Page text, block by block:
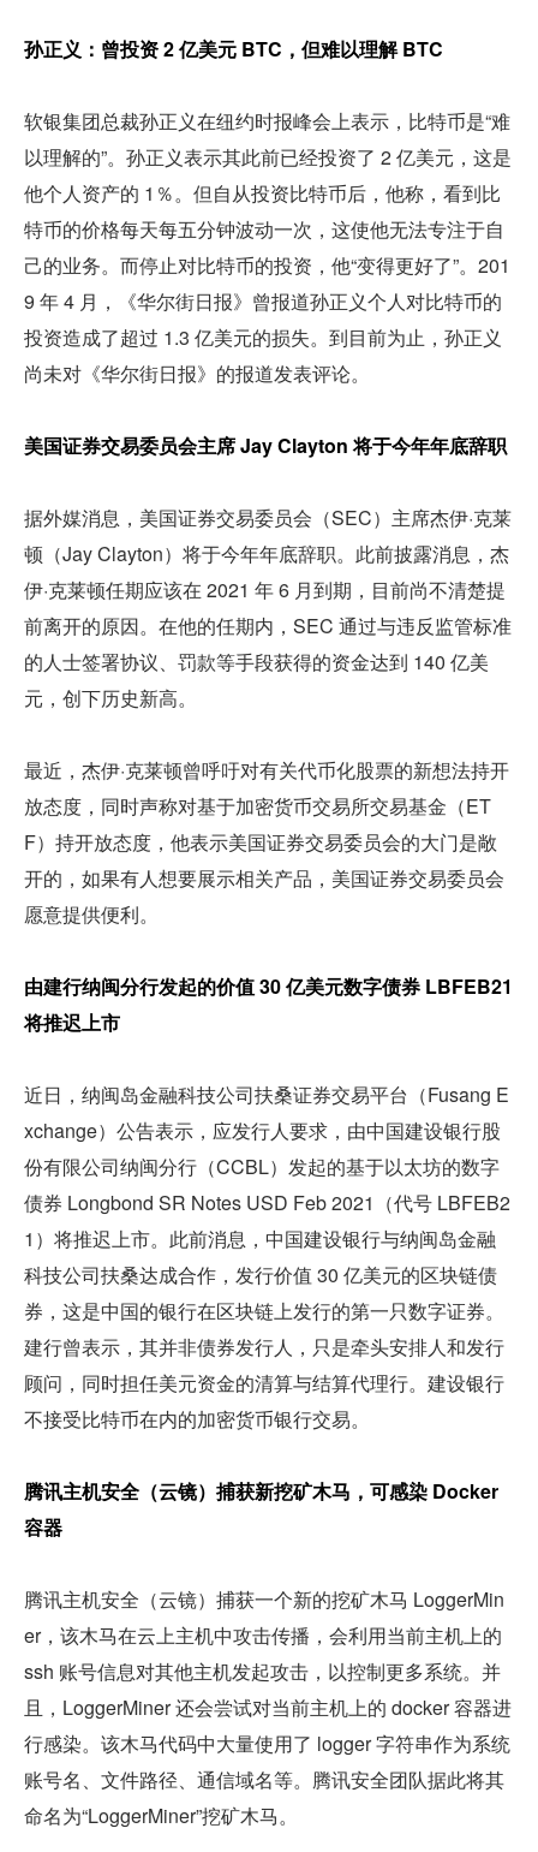
孙正义：曾投资 2 亿美元 BTC，但难以理解 BTC
软银集团总裁孙正义在纽约时报峰会上表示，比特币是“难
以理解的”。孙正义表示其此前已经投资了 2 亿美元，这是
他个人资产的 1％。但自从投资比特币后，他称，看到比
特币的价格每天每五分钟波动一次，这使他无法专注于自
己的业务。而停止对比特币的投资，他“变得更好了”。201
9 年 4 月，《华尔街日报》曾报道孙正义个人对比特币的
投资造成了超过 1.3 亿美元的损失。到目前为止，孙正义
尚未对《华尔街日报》的报道发表评论。
美国证券交易委员会主席 Jay Clayton 将于今年年底辞职
据外媒消息，美国证券交易委员会（SEC）主席杰伊·克莱
顿（Jay Clayton）将于今年年底辞职。此前披露消息，杰
伊·克莱顿任期应该在 2021 年 6 月到期，目前尚不清楚提
前离开的原因。在他的任期内，SEC 通过与违反监管标准
的人士签署协议、罚款等手段获得的资金达到 140 亿美
元，创下历史新高。
最近，杰伊·克莱顿曾呼吁对有关代币化股票的新想法持开
放态度，同时声称对基于加密货币交易所交易基金（ET
F）持开放态度，他表示美国证券交易委员会的大门是敞
开的，如果有人想要展示相关产品，美国证券交易委员会
愿意提供便利。
由建行纳闽分行发起的价值 30 亿美元数字债券 LBFEB21
将推迟上市
近日，纳闽岛金融科技公司扶桑证券交易平台（Fusang E
xchange）公告表示，应发行人要求，由中国建设银行股
份有限公司纳闽分行（CCBL）发起的基于以太坊的数字
债券 Longbond SR Notes USD Feb 2021（代号 LBFEB2
1）将推迟上市。此前消息，中国建设银行与纳闽岛金融
科技公司扶桑达成合作，发行价值 30 亿美元的区块链债
券，这是中国的银行在区块链上发行的第一只数字证券。
建行曾表示，其并非债券发行人，只是牵头安排人和发行
顾问，同时担任美元资金的清算与结算代理行。建设银行
不接受比特币在内的加密货币银行交易。
腾讯主机安全（云镜）捕获新挖矿木马，可感染 Docker
容器
腾讯主机安全（云镜）捕获一个新的挖矿木马 LoggerMin
er，该木马在云上主机中攻击传播，会利用当前主机上的
ssh 账号信息对其他主机发起攻击，以控制更多系统。并
且，LoggerMiner 还会尝试对当前主机上的 docker 容器进
行感染。该木马代码中大量使用了 logger 字符串作为系统
账号名、文件路径、通信域名等。腾讯安全团队据此将其
命名为“LoggerMiner”挖矿木马。